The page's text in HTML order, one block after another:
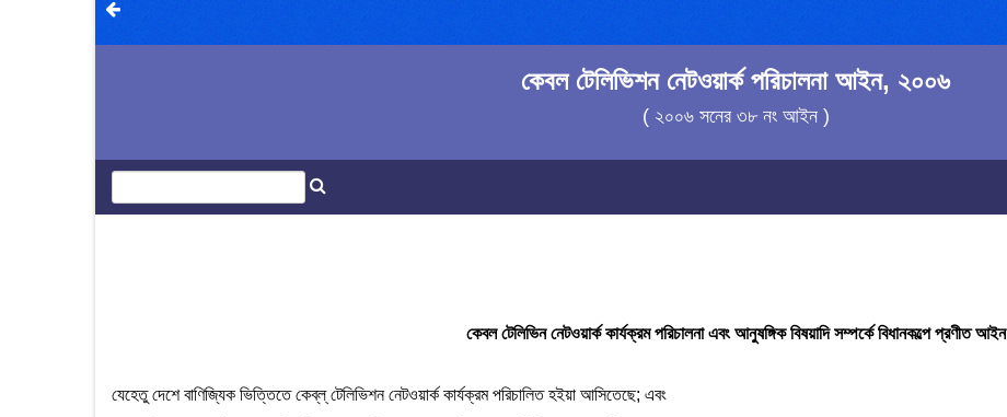
কেবল টেলিভিশন নেটওয়ার্ক পরিচালনা আইন, ২০০৬
( ২০০৬ সনের ৩৮ নং আইন )
কেবল টেলিভিন নেটওয়ার্ক কার্যক্রম পরিচালনা এবং আনুষঙ্গিক বিষয়াদি সম্পর্কে বিধানকল্পে প্রণীত আইন
যেহেতু দেশে বাণিজ্যিক ভিত্তিতে কেব্‌ল্‌ টেলিভিশন নেটওয়ার্ক কার্যক্রম পরিচালিত হইয়া আসিতেছে; এবং